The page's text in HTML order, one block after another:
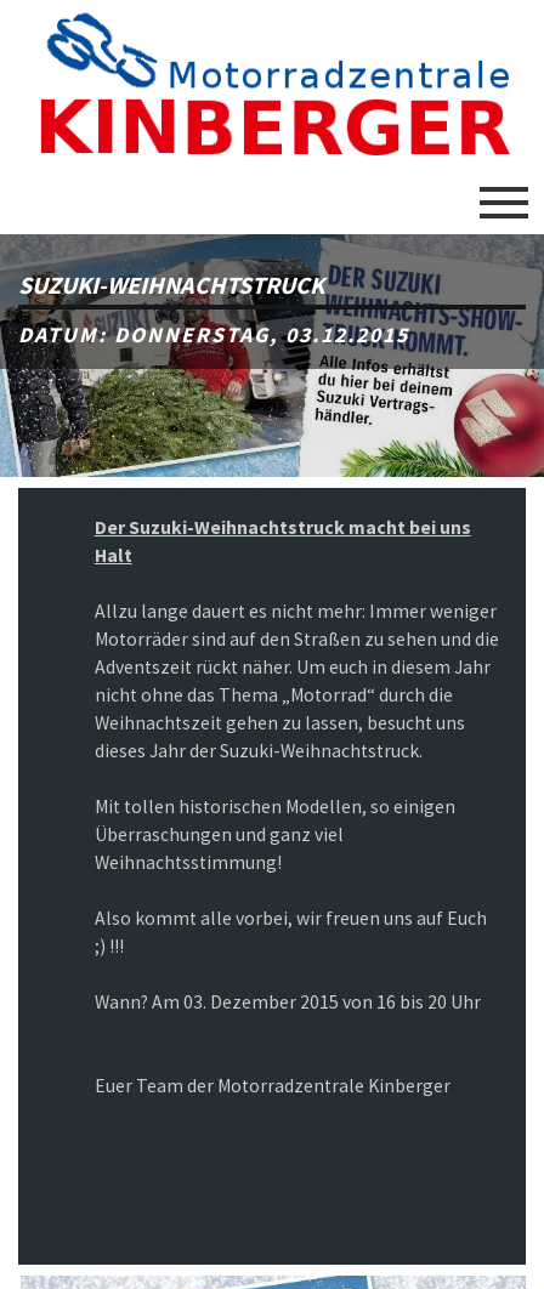
SUZUKI-WEIHNACHTSTRUCK
DATUM: DONNERSTAG, 03.12.2015
Der Suzuki-Weihnachtstruck macht bei uns
Halt
Allzu lange dauert es nicht mehr: Immer weniger
Motorräder sind auf den Straßen zu sehen und die
Adventszeit rückt näher. Um euch in diesem Jahr
nicht ohne das Thema „Motorrad“ durch die
Weihnachtszeit gehen zu lassen, besucht uns
dieses Jahr der Suzuki-Weihnachtstruck.
Mit tollen historischen Modellen, so einigen
Überraschungen und ganz viel
Weihnachtsstimmung!
Also kommt alle vorbei, wir freuen uns auf Euch
;) !!!
Wann? Am 03. Dezember 2015 von 16 bis 20 Uhr
Euer Team der Motorradzentrale Kinberger